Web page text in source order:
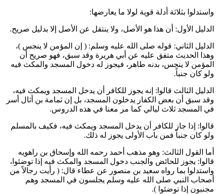
واستدلوا بثلاثة أدلة قوية لولا ما يعارضها:
الدليل الأول: أن هذا هو الأصل، ولا ينتقل عن الأصل إلا بدليل صريح.
الدليل الثاني: قوله صلى الله عليه وسلم: ( إن المؤمن لا ينجس )،
وهذا الحديث متفق عليه عن أبي هريرة وقد سبق، فهو صريح أن
المؤمن لا ينجس، بدنه طاهر، فيجوز له دخول المسجد والمكث فيه
ولو كان جنباً.
الدليل الثالث قالوا: إنه يجوز للكافر أن يدخل المسجد ويمكث فيه،
وقد سبق أن بعض الكفار يدخلون المسجد، بل إن ثمامة بن أثال أسر
في المسجد ثلاث ليالي كما مر معنا في هذه الدروس.
قالوا: إذا جاز للكافر أن يدخل المسجد ويمكث فيه، فكيف بالمسلم
ولو كان جنباً فمن باب الأولى يجوز له ذلك.
أما القول الثالث: وهو مذهب أحمد رحمه الله و إسحاق بن راهويه
قالوا: يجوز للحائض والجنب دخول المسجد والمكث فيه إذا توضئوا،
واستدلوا بما رواه سعيد بن منصور عن عطاء قال: ( رأيت رجالاً من
أصحاب النبي صلى الله عليه وسلم يجلسون في المسجد وهم
مجنبون إذا توضئوا ).